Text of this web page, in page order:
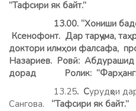
”Тафсири як байт.”
13.00. “Хониши
Ксенофонт. Дар тарҷума,
доктори илмҳои
Назариев. Ровӣ:
дорад Ролик:
13.25. Сурудҳои
Сангова. “Тафсири як байт.”